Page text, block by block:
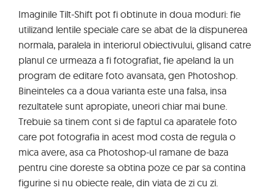
Imaginile Tilt-Shift pot fi obtinute in doua moduri: fie
utilizand lentile speciale care se abat de la dispunerea
normala, paralela in interiorul obiectivului, glisand catre
planul ce urmeaza a fi fotografiat, fie apeland la un
program de editare foto avansata, gen Photoshop.
Bineinteles ca a doua varianta este una falsa, insa
rezultatele sunt apropiate, uneori chiar mai bune.
Trebuie sa tinem cont si de faptul ca aparatele foto
care pot fotografia in acest mod costa de regula o
mica avere, asa ca Photoshop-ul ramane de baza
pentru cine doreste sa obtina poze ce par sa contina
figurine si nu obiecte reale, din viata de zi cu zi.